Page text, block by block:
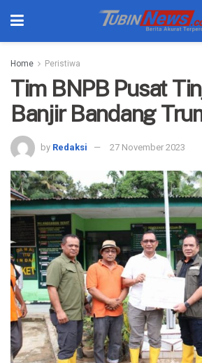
Home Peristiwa
Tim BNPB Pusat
Banjir Bandang
by Redaksi 27 November 2023